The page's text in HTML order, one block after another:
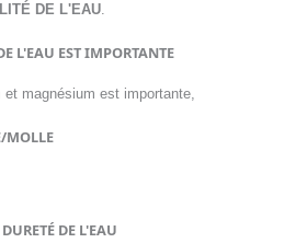
DE L'EAU.
L'EAU EST IMPORTANTE
magnésium est importante,
MOLLE
DE L'EAU